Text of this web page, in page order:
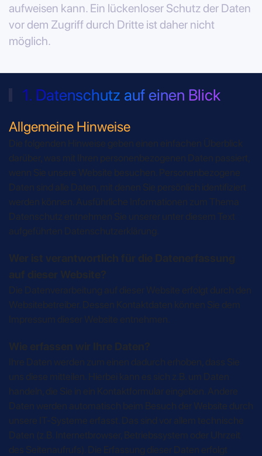
aufweisen kann. Ein lückenloser Schutz der Daten
vor dem Zugriff durch Dritte ist daher nicht
möglich.
1. Datenschutz auf einen Blick
Allgemeine Hinweise
Die folgenden Hinweise geben einen einfachen Überblick
darüber, was mit Ihren personenbezogenen Daten passiert,
wenn Sie unsere Website besuchen. Personenbezogene
Daten sind alle Daten, mit denen Sie persönlich identifiziert
werden können. Ausführliche Informationen zum Thema
Datenschutz entnehmen Sie unserer unter diesem Text
aufgeführten Datenschutzerklärung.
Wer ist verantwortlich für die Datenerfassung
auf dieser Website?
Die Datenverarbeitung auf dieser Website erfolgt durch den
Websitebetreiber. Dessen Kontaktdaten können Sie dem
Impressum dieser Website entnehmen.
Wie erfassen wir Ihre Daten?
Ihre Daten werden zum einen dadurch erhoben, dass Sie
uns diese mitteilen. Hierbei kann es sich z.B. um Daten
handeln, die Sie in ein Kontaktformular eingeben. Andere
Daten werden automatisch beim Besuch der Website durch
unsere IT-Systeme erfasst. Das sind vor allem technische
Daten (z.B. Internetbrowser, Betriebssystem oder Uhrzeit
des Seitenaufrufs). Die Erfassung dieser Daten erfolgt